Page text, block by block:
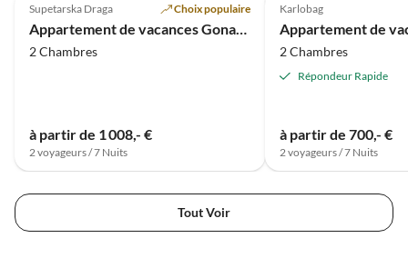
Supetarska Draga Choix populaire
Appartement de vacances Gonar - Plage de sable à proximité
2 Chambres
à partir de 1 008,- €
2 voyageurs / 7 Nuits
Karlobag
2 Chambres
Répondeur Rapide
à partir de 700,- €
2 voyageurs / 7 Nuits
Tout Voir